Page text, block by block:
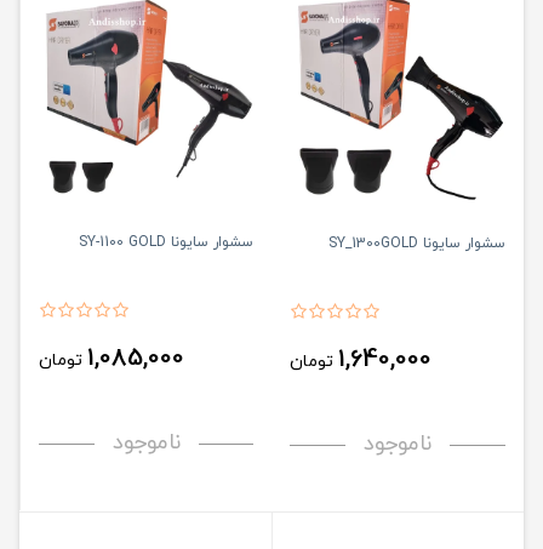
سشوار سایونا SY_1300GOLD
1,640,000 تومان
ناموجود
سشوار سایونا SY-1100 GOLD
1,085,000 تومان
ناموجود